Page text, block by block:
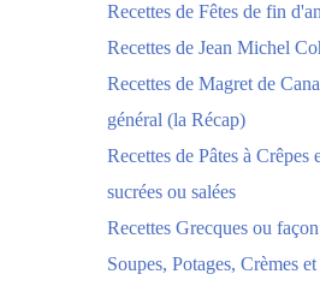
Recettes de Fêtes de fin
Recettes de Jean Michel
Recettes de Magret de
général (la Récap)
Recettes de Pâtes à Crêpes
sucrées ou salées
Recettes Grecques ou
Soupes, Potages, Crèmes